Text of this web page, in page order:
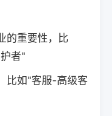
的重要性，比
者"
比如"客服-高级客